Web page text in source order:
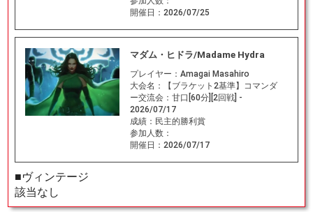
開催日： 2026/07/25
マダム・ヒドラ/Madame Hydra
プレイヤー： Amagai Masahiro
大会名：
【ブラケット2基準】コマンダ
ー交流会：甘口[60分][2回戦] -
2026/07/17
成績： 民主的勝利賞
参加人数：
開催日： 2026/07/17
■ヴィンテージ
該当なし